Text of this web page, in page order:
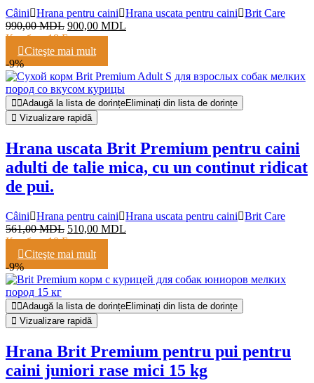
Câini Hrana pentru caini Hrana uscata pentru caini
Brit Care
990,00MDL 900,00 MDL
Кешбэк:18 Баллов
Citeşte mai mult
-9%
Adaugă la lista de dorințeEliminați din lista de dorințe
Vizualizare rapidă
Hrana uscata Brit Premium pentru caini
adulti de talie mica, cu un continut ridicat
de pui.
Câini Hrana pentru caini Hrana uscata pentru caini
Brit Care
561,00MDL 510,00 MDL
Кешбэк:10 Баллов
Citeşte mai mult
-9%
Adaugă la lista de dorințeEliminați din lista de dorințe
Vizualizare rapidă
Hrana Brit Premium pentru pui pentru
caini juniori rase mici 15 kg